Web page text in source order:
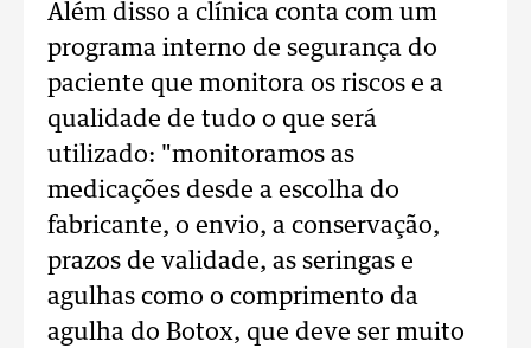
Além disso a clínica conta com um
programa interno de segurança do
paciente que monitora os riscos e a
qualidade de tudo o que será
utilizado: "monitoramos as
medicações desde a escolha do
fabricante, o envio, a conservação,
prazos de validade, as seringas e
agulhas como o comprimento da
agulha do Botox, que deve ser muito